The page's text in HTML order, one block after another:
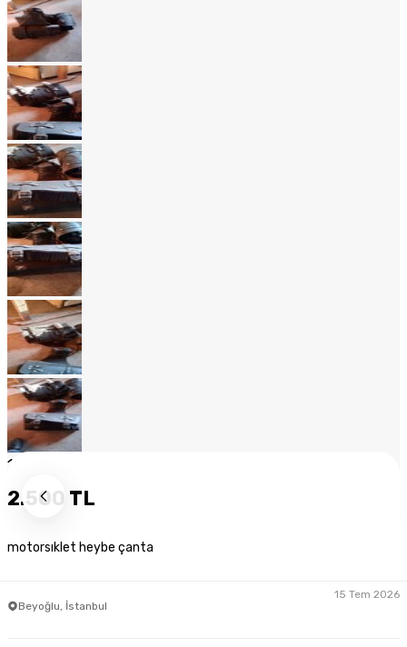
1
2.500 TL
motorsıklet heybe çanta
Beyoğlu, İstanbul
15 Tem 2026